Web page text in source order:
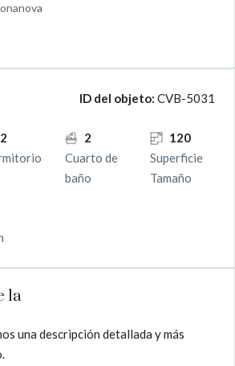
ID del objeto: CVB-5031
2
2
Cuarto de
baño
120
Superficie
Tamaño
la
una descripción detallada y más